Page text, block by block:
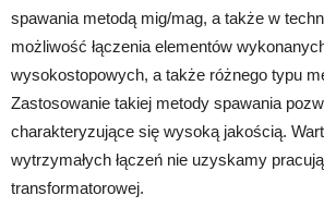
spawania metodą mig/mag, a także w
możliwość łączenia elementów
wysokostopowych, a także różnego typu
Zastosowanie takiej metody spawania
charakteryzujące się wysoką jakością.
wytrzymałych łączeń nie uzyskamy
transformatorowej.